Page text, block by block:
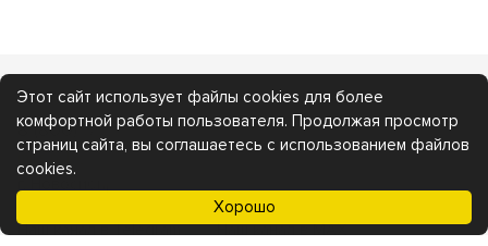
Хорошо
Этот сайт использует файлы cookies для более
комфортной работы пользователя. Продолжая просмотр
страниц сайта, вы соглашаетесь с использованием файлов
cookies.
Каталог Покупателям
8 (800) 350-31-30
mps.nsb@gmail.com
Наш канал в Telegram: Наш канал в MAX: